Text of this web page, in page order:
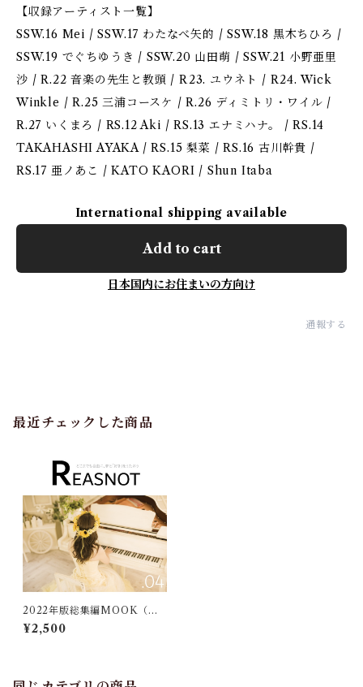
【収録アーティスト一覧】
SSW.16 Mei / SSW.17 わたなべ矢的 / SSW.18 黒木ちひろ /
SSW.19 でぐちゆうき / SSW.20 山田萌 / SSW.21 小野亜里
沙 / R.22 音楽の先生と教頭 / R23. ユウネト / R24. Wick
Winkle / R.25 三浦コースケ / R.26 ディミトリ・ワイル /
R.27 いくまろ / RS.12 Aki / RS.13 エナミハナ。 / RS.14
TAKAHASHI AYAKA / RS.15 梨菜 / RS.16 古川幹貴 /
RS.17 亜ノあこ / KATO KAORI / Shun Itaba
International shipping available
Add to cart
日本国内にお住まいの方向け
通報する
最近チェックした商品
2022年版総集編MOOK（サ
イン入）
¥2,500